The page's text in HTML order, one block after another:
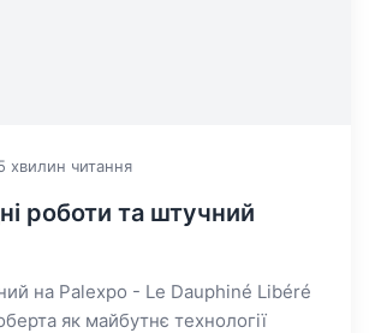
хвилин читання
роботи та штучний
на Palexpo - Le Dauphiné Libéré
як майбутнє технології